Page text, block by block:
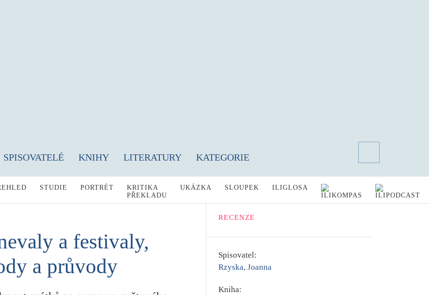
SPISOVATELÉ KNIHY LITERATURY KATEGORIE
STUDIE PORTRÉT
KRITIKA
PŘEKLADU
UKÁZKA SLOUPEK ILIGLOSA
a festivaly,
a průvody
RECENZE
Spisovatel:
Rzyska, Joanna
Kniha: